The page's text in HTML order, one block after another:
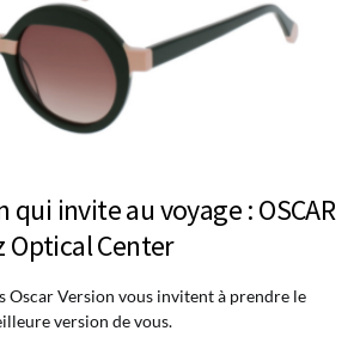
qui invite au voyage : OSCAR
Optical Center
Oscar Version vous invitent à prendre le
version de vous.